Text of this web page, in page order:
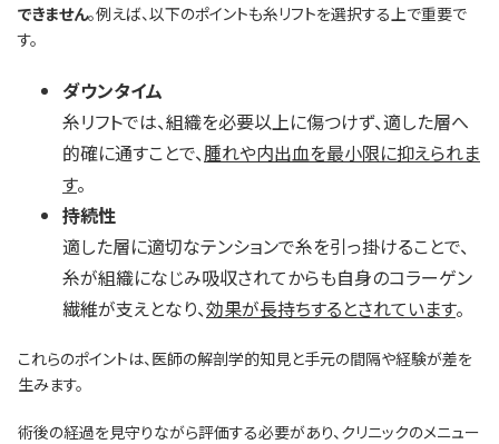
できません。例えば、以下のポイントも糸リフトを選択する上で重要で
す。
ダウンタイム
糸リフトでは、組織を必要以上に傷つけず、適した層へ
的確に通すことで、腫れや内出血を最小限に抑えられま
す。
持続性
適した層に適切なテンションで糸を引っ掛けることで、
糸が組織になじみ吸収されてからも自身のコラーゲン
繊維が支えとなり、効果が長持ちするとされています。
これらのポイントは、医師の解剖学的知見と手元の間隔や経験が差を
生みます。
術後の経過を見守りながら評価する必要があり、クリニックのメニュー